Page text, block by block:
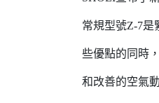
常規型號Z-7是
些優點的同時
和改善的空氣